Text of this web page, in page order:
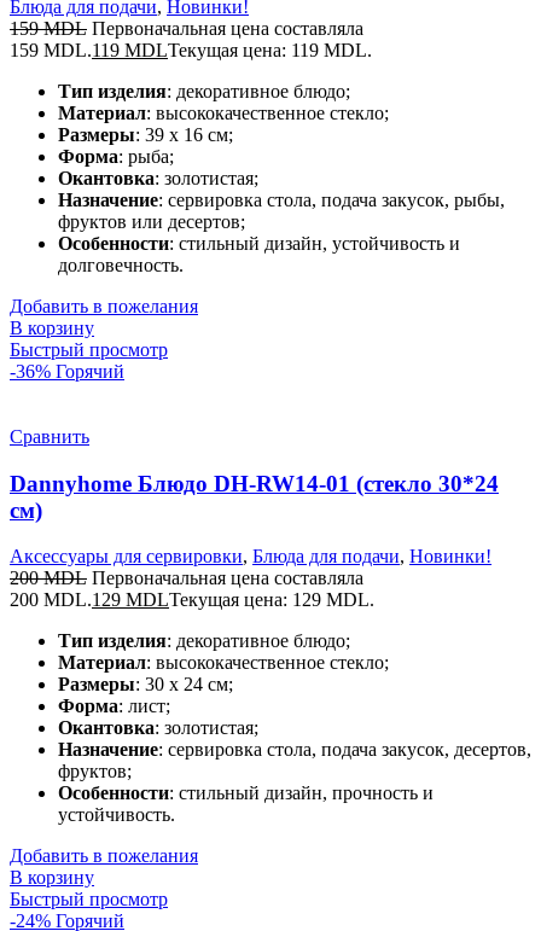
Блюда для подачи, Новинки!
159MDL Первоначальная цена составляла
159 MDL.119 MDLТекущая цена: 119 MDL.
Тип изделия: декоративное блюдо;
Материал: высококачественное стекло;
Размеры: 39 x 16 см;
Форма: рыба;
Окантовка: золотистая;
Назначение: сервировка стола, подача закусок, рыбы,
фруктов или десертов;
Особенности: стильный дизайн, устойчивость и
долговечность.
Добавить в пожелания
В корзину
Быстрый просмотр
-36% Горячий
Сравнить
Dannyhome Блюдо DH-RW14-01 (стекло 30*24
см)
Аксессуары для сервировки, Блюда для подачи, Новинки!
200MDL Первоначальная цена составляла
200 MDL.129 MDLТекущая цена: 129 MDL.
Тип изделия: декоративное блюдо;
Материал: высококачественное стекло;
Размеры: 30 x 24 см;
Форма: лист;
Окантовка: золотистая;
Назначение: сервировка стола, подача закусок, десертов,
фруктов;
Особенности: стильный дизайн, прочность и
устойчивость.
Добавить в пожелания
В корзину
Быстрый просмотр
-24% Горячий